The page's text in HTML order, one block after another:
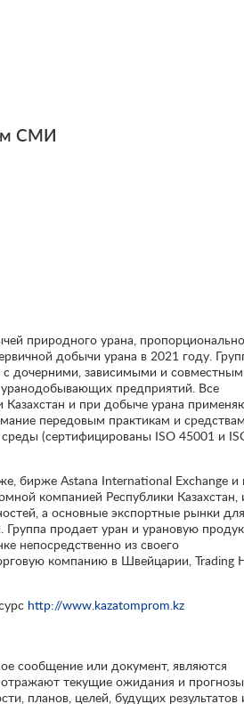
СМИ
природного урана, пропорционально
добычи урана в 2021 году.
с дочерними, зависимыми и
предприятий. Все
и при добыче урана
передовым практикам и средствам
(сертифицированы ISO 45001 и
бирже Astana International Exchange и
компанией Республики Казахстан,
а основные экспортные рынки для
продает уран и урановую
непосредственно из своего
компанию в Швейцарии, Trading
http://www.kazatomprom.kz
сообщение или документ, являются
отражают текущие ожидания и прогнозы
планов, целей, будущих результатов